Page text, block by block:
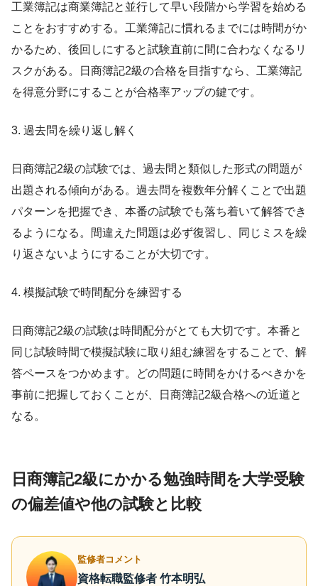
工業簿記は商業簿記と並行して早い段階から学習を始める
ことをおすすめする。工業簿記に慣れるまでには時間がか
かるため、後回しにすると試験直前に間に合わなくなるリ
スクがある。日商簿記2級の合格を目指すなら、工業簿記
を得意分野にすることが合格率アップの鍵です。
3. 過去問を繰り返し解く
日商簿記2級の試験では、過去問と類似した形式の問題が
出題される傾向がある。過去問を複数年分解くことで出題
パターンを把握でき、本番の試験でも落ち着いて解答でき
るようになる。間違えた問題は必ず復習し、同じミスを繰
り返さないようにすることが大切です。
4. 模擬試験で時間配分を練習する
日商簿記2級の試験は時間配分がとても大切です。本番と
同じ試験時間で模擬試験に取り組む練習をすることで、解
答ペースをつかめます。どの問題に時間をかけるべきかを
事前に把握しておくことが、日商簿記2級合格への近道と
なる。
日商簿記2級にかかる勉強時間を大学受験
の偏差値や他の試験と比較
監修者コメント
資格転職監修者 竹本明弘